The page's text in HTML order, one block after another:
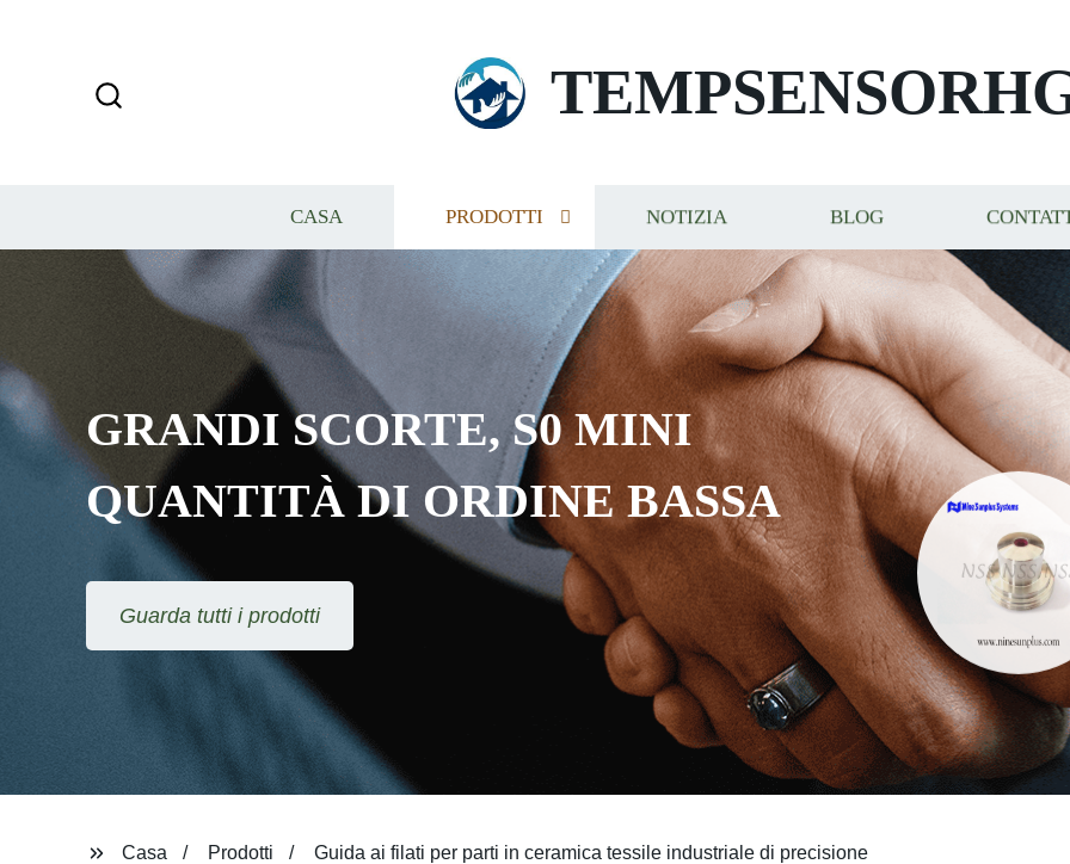
CASA PRODOTTI NOTIZIA BLOG
GRANDI SCORTE, S0 MINI
QUANTITÀ DI ORDINE BASSA
Guarda tutti i prodotti
Casa Prodotti Guida ai filati per parti in ceramica tessile industriale di precisione